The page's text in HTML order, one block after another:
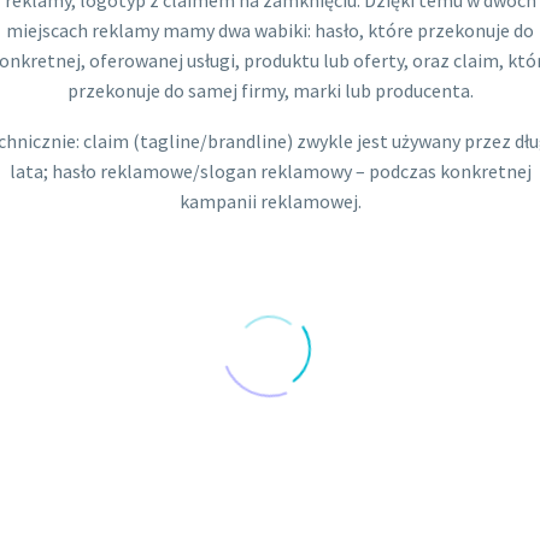
miejscach reklamy mamy dwa wabiki: hasło, które przekonuje do
oferowanej usługi, produktu lub oferty, oraz claim,
przekonuje do samej firmy, marki lub producenta.
claim (tagline/brandline) zwykle jest używany przez
lata; hasło reklamowe/slogan reklamowy – podczas konkretnej
kampanii reklamowej.